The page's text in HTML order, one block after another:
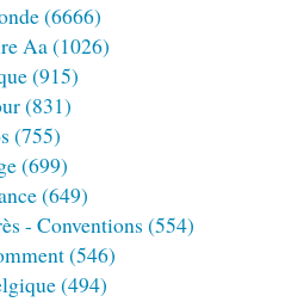
(6666)
Aa(1026)
(915)
(831)
(755)
(699)
(649)
- Conventions (554)
(546)
(494)